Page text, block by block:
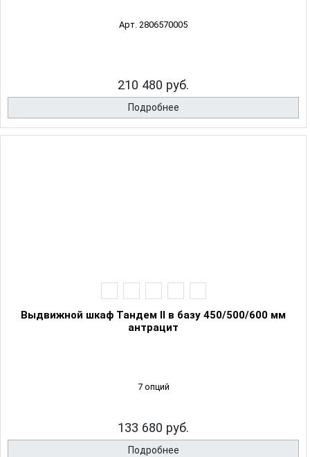
Арт. 2806570005
210 480 руб.
Подробнее
Выдвижной шкаф Тандем II в базу 450/500/600 мм
антрацит
7 опций
133 680 руб.
Подробнее